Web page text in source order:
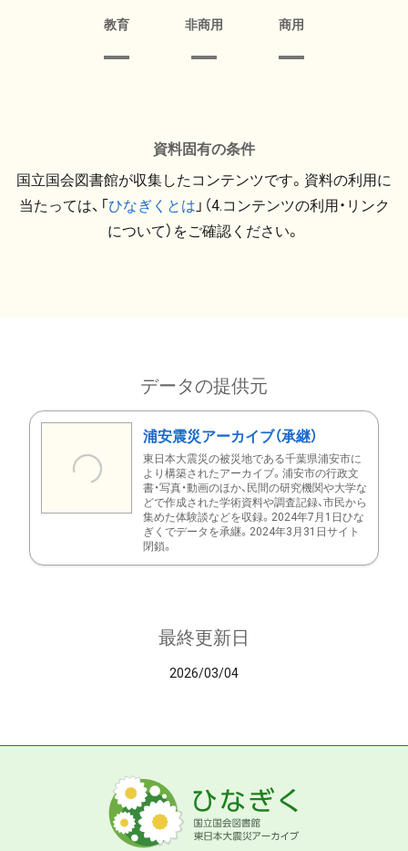
教育 非商用 商用
資料固有の条件
国立国会図書館が収集したコンテンツです。資料の利用に
当たっては、「ひなぎくとは 」（4.コンテンツの利用・リンク
について）をご確認ください。
データの提供元
浦安震災アーカイブ（承継）
東日本大震災の被災地である千葉県浦安市に
より構築されたアーカイブ。浦安市の行政文
書・写真・動画のほか、民間の研究機関や大学な
どで作成された学術資料や調査記録、市民から
集めた体験談などを収録。2024年7月1日ひな
ぎくでデータを承継。2024年3月31日サイト
閉鎖。
最終更新日
2026/03/04